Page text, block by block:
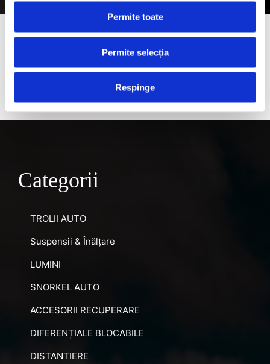
Permite toate
Permite selecția
Respinge
Produse similare
Categorii
TROLII AUTO
Suspensii & Înălțare
LUMINI
SNORKEL AUTO
ACCESORII RECUPERARE
DIFERENȚIALE BLOCABILE
DISTANTIERE